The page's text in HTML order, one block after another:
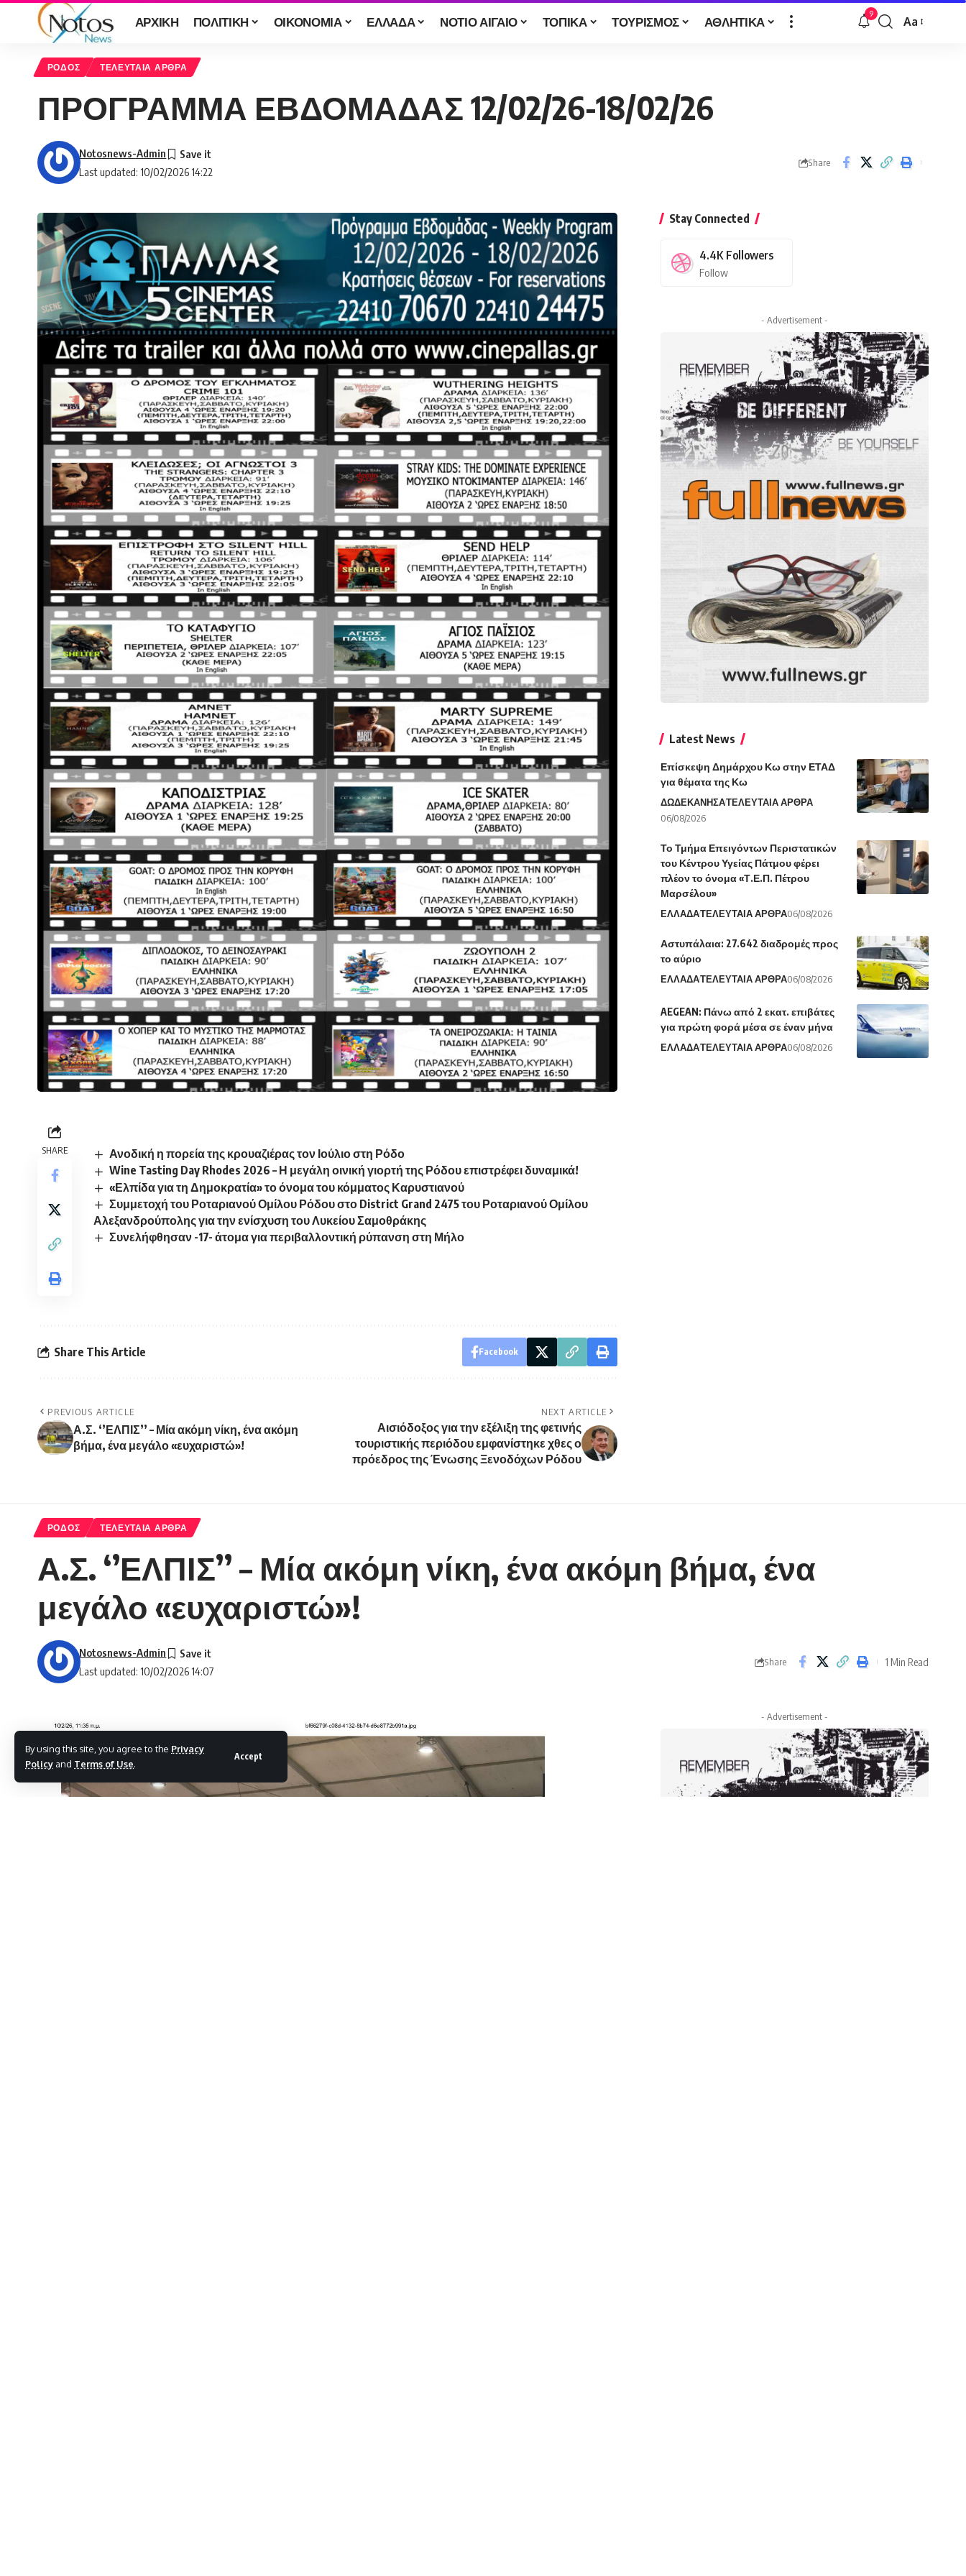
By using this site, you agree to the Privacy
Policy and Terms of Use.
Accept
ΑΡΧΙΚΗ ΠΟΛΙΤΙΚΗ ΟΙΚΟΝΟΜΙΑ ΕΛΛΑΔΑ ΝΟΤΙΟ ΑΙΓΑΙΟ ΤΟΠΙΚΑ ΤΟΥΡΙΣΜΟΣ ΑΘΛΗΤΙΚΑ 9
Font
Aa
ΡΟΔΟΣ ΤΕΛΕΥΤΑΙΑ ΑΡΘΡΑ
ΠΡΟΓΡΑΜΜΑ ΕΒΔΟΜΑΔΑΣ 12/02/26-18/02/26
Last updated: 10/02/2026 14:22
Notosnews-Admin
Share
SHARE
Ανοδική η πορεία της κρουαζιέρας τον Ιούλιο στη Ρόδο
Wine Tasting Day Rhodes 2026 – Η μεγάλη οινική γιορτή της Ρόδου επιστρέφει δυναμικά!
«Ελπίδα για τη Δημοκρατία» το όνομα του κόμματος Καρυστιανού
Συμμετοχή του Ροταριανού Ομίλου Ρόδου στο District Grand 2475 του Ροταριανού Ομίλου
Αλεξανδρούπολης για την ενίσχυση του Λυκείου Σαμοθράκης
Συνελήφθησαν -17- άτομα για περιβαλλοντική ρύπανση στη Μήλο
Share This Article Facebook
PREVIOUS ARTICLE
Α.Σ. ‘’ΕΛΠΙΣ’’ – Μία ακόμη νίκη, ένα ακόμη
βήμα, ένα μεγάλο «ευχαριστώ»!
NEXT ARTICLE
Αισιόδοξος για την εξέλιξη της φετινής
τουριστικής περιόδου εμφανίστηκε χθες ο
πρόεδρος της Ένωσης Ξενοδόχων Ρόδου
Stay Connected
4.4K Followers
Follow
- Advertisement -
Latest News
Επίσκεψη Δημάρχου Κω στην ΕΤΑΔ
για θέματα της Κω
ΔΩΔΕΚΑΝΗΣΑΤΕΛΕΥΤΑΙΑ ΑΡΘΡΑ
06/08/2026
Το Τμήμα Επειγόντων Περιστατικών
του Κέντρου Υγείας Πάτμου φέρει
πλέον το όνομα «Τ.Ε.Π. Πέτρου
Μαρσέλου»
ΕΛΛΑΔΑΤΕΛΕΥΤΑΙΑ ΑΡΘΡΑ06/08/2026
Αστυπάλαια: 27.642 διαδρομές προς
το αύριο
ΕΛΛΑΔΑΤΕΛΕΥΤΑΙΑ ΑΡΘΡΑ06/08/2026
AEGEAN: Πάνω από 2 εκατ. επιβάτες
για πρώτη φορά μέσα σε έναν μήνα
ΕΛΛΑΔΑΤΕΛΕΥΤΑΙΑ ΑΡΘΡΑ06/08/2026
ΡΟΔΟΣ ΤΕΛΕΥΤΑΙΑ ΑΡΘΡΑ
Α.Σ. ‘’ΕΛΠΙΣ’’ – Μία ακόμη νίκη, ένα ακόμη βήμα, ένα
μεγάλο «ευχαριστώ»!
Last updated: 10/02/2026 14:07
Notosnews-Admin
Share 1 Min Read
- Advertisement -